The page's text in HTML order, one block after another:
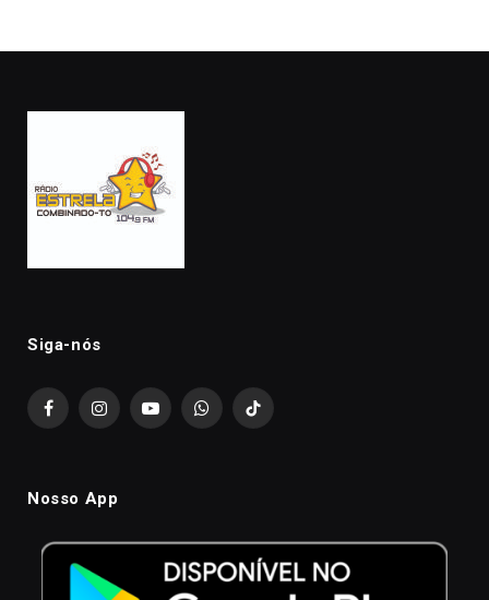
Siga-nós
FacebookInstagramYouTubeWhatsAppTikTok
Nosso App